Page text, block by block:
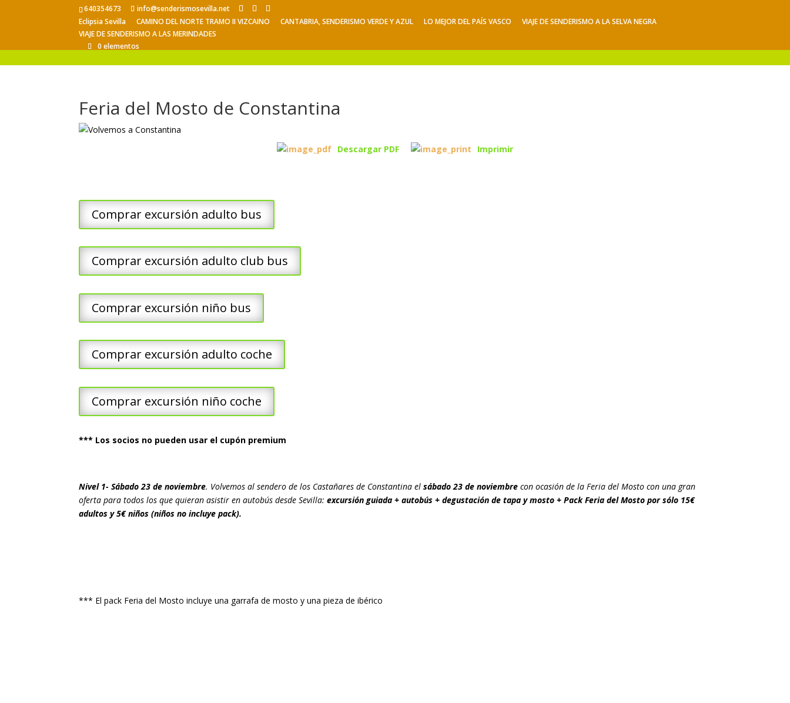
640354673
info@senderismosevilla.net
Eclipsia Sevilla
CAMINO DEL NORTE TRAMO II VIZCAINO CANTABRIA, SENDERISMO VERDE Y AZUL LO MEJOR DEL PAÍS VASCO
VIAJE DE SENDERISMO A LA SELVA NEGRA
VIAJE DE SENDERISMO A LAS MERINDADES
0 elementos
Feria del Mosto de Constantina
Descargar PDF Imprimir
Comprar excursión adulto bus
Comprar excursión adulto club bus
Comprar excursión niño bus
Comprar excursión adulto coche
Comprar excursión niño coche
*** Los socios no pueden usar el cupón premium
Nivel 1- Sábado 23 de noviembre. Volvemos al sendero de los Castañares de Constantina el sábado 23 de noviembre con ocasión de la Feria del Mosto con una gran
oferta para todos los que quieran asistir en autobús desde Sevilla:excursión guiada + autobús + degustación de tapa y mosto + Pack Feria del Mosto por sólo 15€
adultos y 5€ niños (niños no incluye pack).
*** El pack Feria del Mosto incluye una garrafa de mosto y una pieza de ibérico